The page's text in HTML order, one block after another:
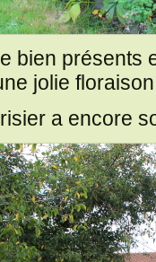
bien présents
jolie
a encore